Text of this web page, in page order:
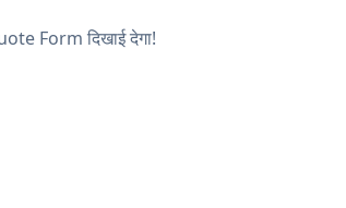
Form दिखाई देगा!